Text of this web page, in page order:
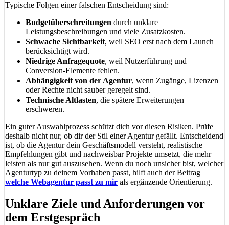
Typische Folgen einer falschen Entscheidung sind:
Budgetüberschreitungen durch unklare
Leistungsbeschreibungen und viele Zusatzkosten.
Schwache Sichtbarkeit, weil SEO erst nach dem Launch
berücksichtigt wird.
Niedrige Anfragequote, weil Nutzerführung und
Conversion-Elemente fehlen.
Abhängigkeit von der Agentur, wenn Zugänge, Lizenzen
oder Rechte nicht sauber geregelt sind.
Technische Altlasten, die spätere Erweiterungen
erschweren.
Ein guter Auswahlprozess schützt dich vor diesen Risiken. Prüfe
deshalb nicht nur, ob dir der Stil einer Agentur gefällt. Entscheidend
ist, ob die Agentur dein Geschäftsmodell versteht, realistische
Empfehlungen gibt und nachweisbar Projekte umsetzt, die mehr
leisten als nur gut auszusehen. Wenn du noch unsicher bist, welcher
Agenturtyp zu deinem Vorhaben passt, hilft auch der Beitrag
welche Webagentur passt zu mir als ergänzende Orientierung.
Unklare Ziele und Anforderungen vor
dem Erstgespräch